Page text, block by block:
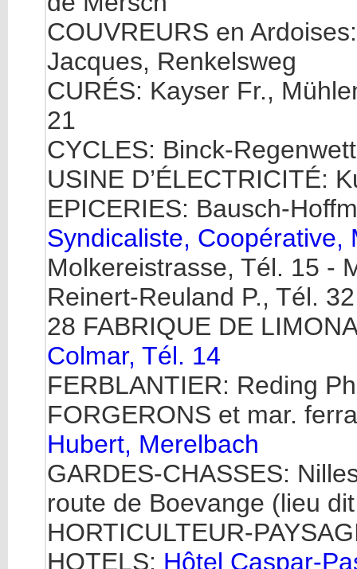
COUVREURS en
Jacques, Renkelsweg
CURÉS: Kayser Fr.,
21
CYCLES: Binck-
USINE D’ÉLECTRICITÉ:
EPICERIES: Bausch-
Syndicaliste, Coopérative,
Molkereistrasse, Tél. 15 -
Reinert-Reuland P., Tél.
28 FABRIQUE DE
Colmar, Tél. 14
FERBLANTIER: Reding
FORGERONS et mar.
Hubert, Merelbach
GARDES-CHASSES:
route de Boevange (lieu
HORTICULTEUR-
HOTELS: Hôtel Caspar-